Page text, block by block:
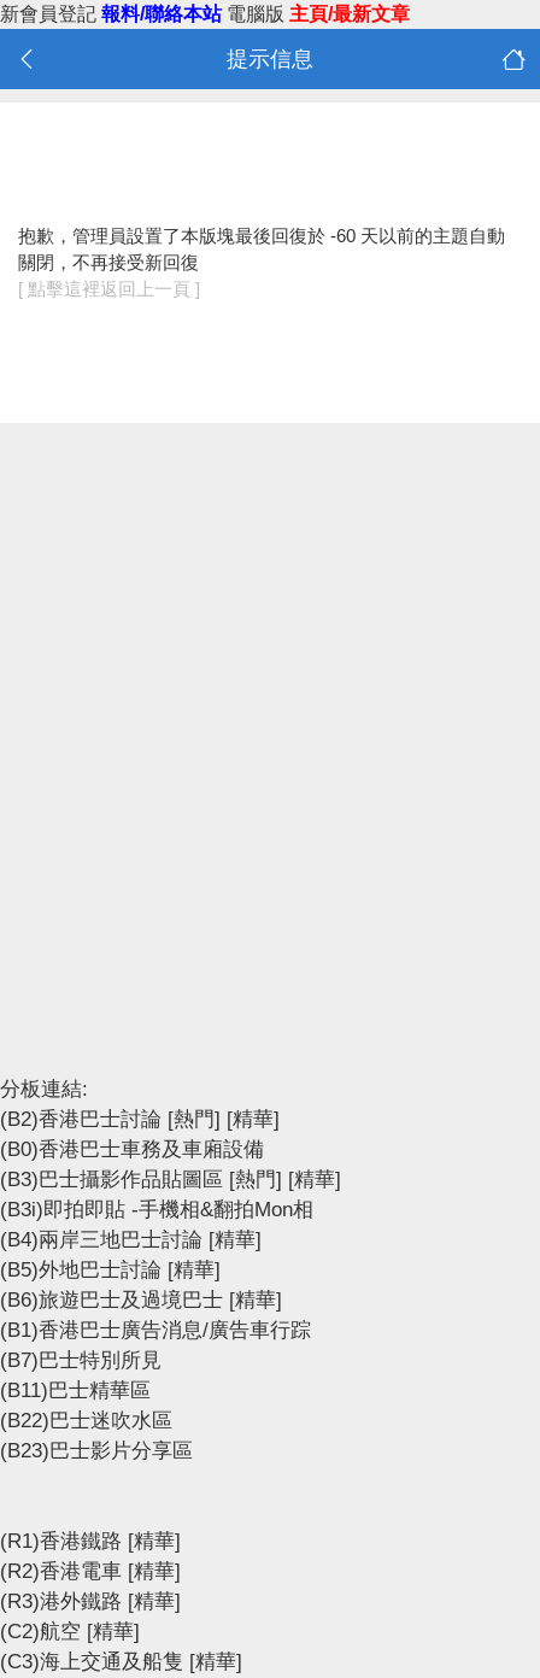
新會員登記 報料/聯絡本站 電腦版 主頁/最新文章
提示信息
抱歉，管理員設置了本版塊最後回復於 -60 天以前的主題自動
關閉，不再接受新回復
[ 點擊這裡返回上一頁 ]
分板連結:
(B2)香港巴士討論 [熱門] [精華]
(B0)香港巴士車務及車廂設備
(B3)巴士攝影作品貼圖區 [熱門] [精華]
(B3i)即拍即貼 -手機相&翻拍Mon相
(B4)兩岸三地巴士討論 [精華]
(B5)外地巴士討論 [精華]
(B6)旅遊巴士及過境巴士 [精華]
(B1)香港巴士廣告消息/廣告車行踪
(B7)巴士特別所見
(B11)巴士精華區
(B22)巴士迷吹水區
(B23)巴士影片分享區
(R1)香港鐵路 [精華]
(R2)香港電車 [精華]
(R3)港外鐵路 [精華]
(C2)航空 [精華]
(C3)海上交通及船隻 [精華]